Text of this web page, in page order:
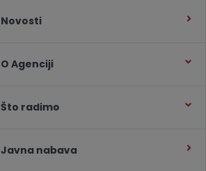
Novosti
O Agenciji
Što radimo
Javna nabava